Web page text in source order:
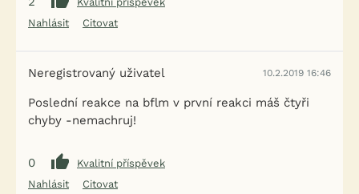
Nahlásit
Citovat
Neregistrovaný uživatel 10.2.2019 16:46
Poslední reakce na bflm v první reakci máš čtyři
chyby -nemachruj!
0
Kvalitní příspěvek
Nahlásit
Citovat